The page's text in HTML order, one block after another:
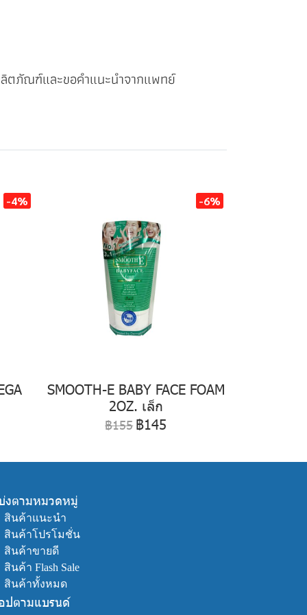
ลิตภัณฑ์และขอคำแนะนำจากแพทย์
-4% -6%
SMOOTH-E BABY FACE FOAM
2OZ. เล็ก
฿155 ฿145
งตามหมวดหมู่
สินค้าแนะนำ
สินค้าโปรโมชั่น
สินค้าขายดี
สินค้า Flash Sale
สินค้าทั้งหมด
ปตามแบรนด์